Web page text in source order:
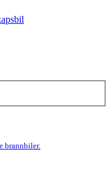
brannbiler.